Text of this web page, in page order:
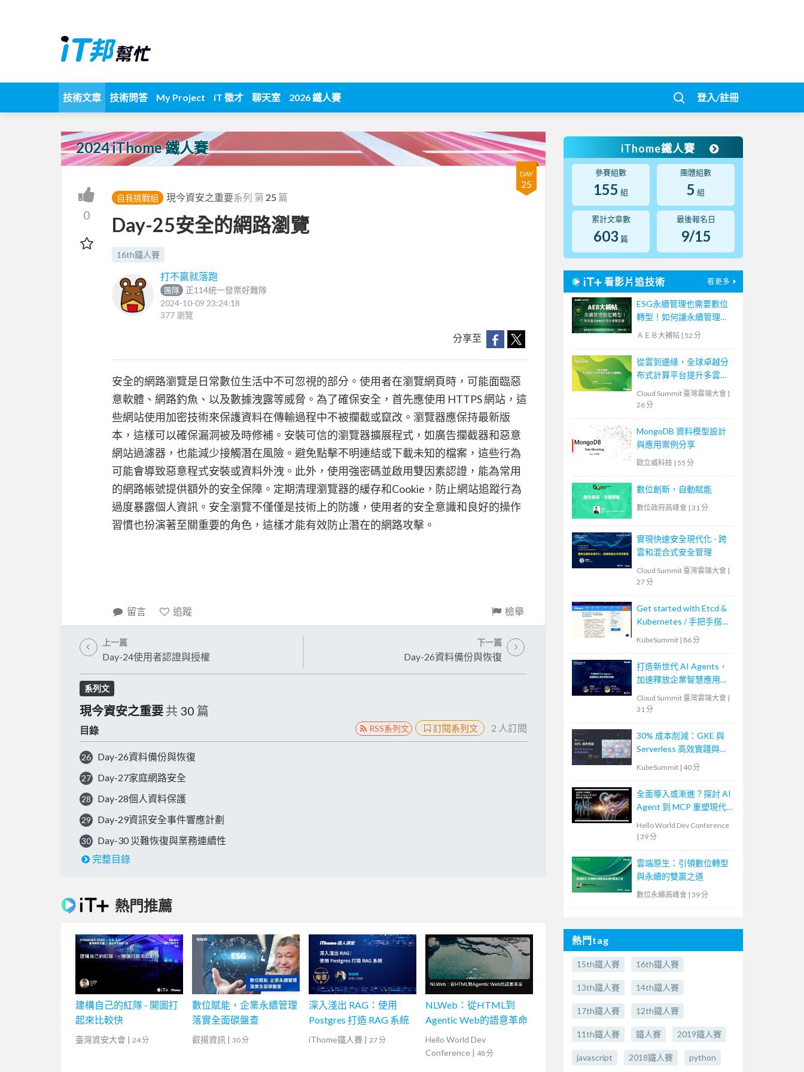
技術文章 技術問答 My Project iT 徵才 聊天室 2026 鐵人賽 登入/註冊
2024 iThome 鐵人賽
DAY
25
0
自我挑戰組 現今資安之重要系列 第 25 篇
Day-25安全的網路瀏覽
16th鐵人賽
打不贏就落跑
團隊
正114統一發票好難隊
2024-10-09 23:24:18
377 瀏覽
分享至
安全的網路瀏覽是日常數位生活中不可忽視的部分。使用者在瀏覽網頁時，可能面臨惡
意軟體、網路釣魚、以及數據洩露等威脅。為了確保安全，首先應使用 HTTPS 網站，這
些網站使用加密技術來保護資料在傳輸過程中不被攔截或竄改。瀏覽器應保持最新版
本，這樣可以確保漏洞被及時修補。安裝可信的瀏覽器擴展程式，如廣告攔截器和惡意
網站過濾器，也能減少接觸潛在風險。避免點擊不明連結或下載未知的檔案，這些行為
可能會導致惡意程式安裝或資料外洩。此外，使用強密碼並啟用雙因素認證，能為常用
的網路帳號提供額外的安全保障。定期清理瀏覽器的緩存和Cookie，防止網站追蹤行為
過度暴露個人資訊。安全瀏覽不僅僅是技術上的防護，使用者的安全意識和良好的操作
習慣也扮演著至關重要的角色，這樣才能有效防止潛在的網路攻擊。
留言 追蹤 檢舉
上一篇
Day-24使用者認證與授權
下一篇
Day-26資料備份與恢復
系列文
現今資安之重要 共 30 篇
目錄 RSS系列文 訂閱系列文 2 人訂閱
26 Day-26資料備份與恢復
27 Day-27家庭網路安全
28 Day-28個人資料保護
29 Day-29資訊安全事件響應計劃
30
Day-30 災難恢復與業務連續性
完整目錄
熱門推薦
建構自己的紅隊 - 開圖打
起來比較快
臺灣資安大會 | 24 分
數位賦能，企業永續管理
落實全面碳盤查
叡揚資訊 | 30 分
深入淺出 RAG：使用
Postgres 打造 RAG 系統
iThome鐵人賽 | 27 分
NLWeb：從HTML到
Agentic Web的語意革命
Hello World Dev
Conference | 48 分
iThome鐵人賽
參賽組數
155 組
團體組數
5 組
累計文章數
603 篇
最後報名日
9/15
看影片追技術 看更多
ESG永續管理也需要數位
轉型！如何讓永續管理既
高效又符合國際標章？
ＡＥＢ大補帖 | 52 分
從雲到邊緣，全球卓越分
布式計算平台提升多雲體
Cloud Summit 臺灣雲端大會 |
26 分
MongoDB 資料模型設計
與應用案例分享
歐立威科技 | 55 分
數位創新，自動賦能
數位政府高峰會 | 31 分
實現快速安全現代化 - 跨
雲和混合式安全管理
Cloud Summit 臺灣雲端大會 |
27 分
Get started with Etcd &
Kubernetes / 手把手搭建
KubeSummit | 86 分
打造新世代 AI Agents，
加速釋放企業智慧應用潛
Cloud Summit 臺灣雲端大會 |
31 分
30% 成本削減：GKE 與
Serverless 高效實踐與優
KubeSummit | 40 分
全面導入或漸進？探討 AI
Agent 到 MCP 重塑現代
Hello World Dev Conference
| 39 分
雲端原生：引領數位轉型
與永續的雙贏之道
數位永續高峰會 | 39 分
熱門tag
15th鐵人賽 16th鐵人賽
13th鐵人賽 14th鐵人賽
17th鐵人賽 12th鐵人賽
11th鐵人賽 鐵人賽 2019鐵人賽
javascript 2018鐵人賽 python